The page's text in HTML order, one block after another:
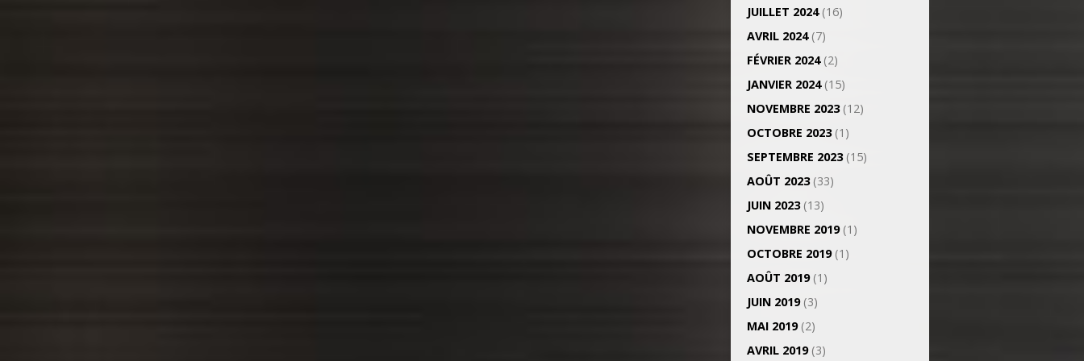
JUILLET 2024(16)
AVRIL 2024(7)
FÉVRIER 2024(2)
JANVIER 2024(15)
NOVEMBRE 2023(12)
OCTOBRE 2023(1)
SEPTEMBRE 2023(15)
AOÛT 2023(33)
JUIN 2023(13)
NOVEMBRE 2019(1)
OCTOBRE 2019(1)
AOÛT 2019(1)
JUIN 2019(3)
MAI 2019(2)
AVRIL 2019(3)